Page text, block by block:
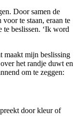
Door samen de
te staan, eraan te
te beslissen. ‘Ik word
maakt mijn beslissing
het randje duwt en
om te zeggen:
door kleur of